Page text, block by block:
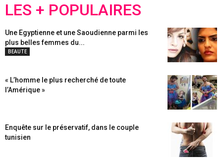
LES + POPULAIRES
Une Egyptienne et une Saoudienne parmi les
plus belles femmes du...
BEAUTE
« L’homme le plus recherché de toute
l’Amérique »
Enquête sur le préservatif, dans le couple
tunisien